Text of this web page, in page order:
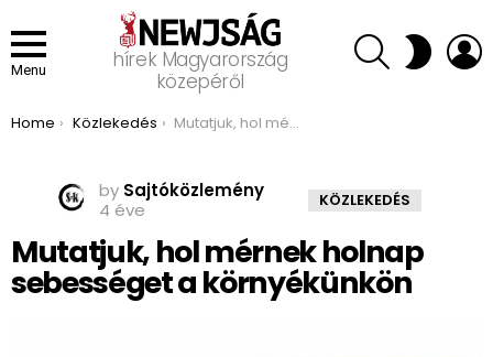
Menu
hírek Magyarország
közepéről
SEARCH SWITCH
SKIN
You are here:
Home Közlekedés Mutatjuk, hol mérnek holnap sebességet a környékünkön
by Sajtóközlemény
4 éve
KÖZLEKEDÉS
Mutatjuk, hol mérnek holnap
sebességet a környékünkön